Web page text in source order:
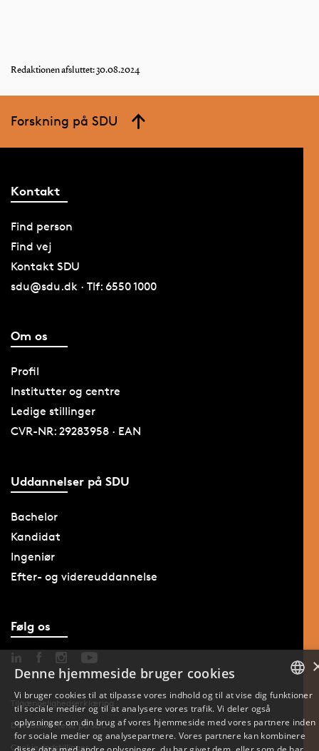
Redaktionen afsluttet: 30.08.2024
Forskning på SDU
Kontakt
Find person
Find vej
Kontakt SDU
sdu@sdu.dk · Tlf: 6550 1000
Om os
Profil
Institutter og centre
Ledige stillinger
CVR-NR: 29283958 · EAN
Uddannelser på SDU
Bachelor
Kandidat
Ingeniør
Efter- og videreuddannelse
Følg os
Tilgængelighedserklæring
Databeskyttelse på SDU
Cookie-indstillinger
ENGLISH
Denne hjemmeside bruger cookies
Vi bruger cookies til at tilpasse vores indhold og til at vise dig funktioner
til sociale medier og til at analysere vores trafik. Vi deler også
oplysninger om din brug af vores hjemmeside med vores partnere inden
for sociale medier og analysepartnere. Vores partnere kan kombinere